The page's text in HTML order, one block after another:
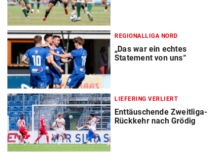
REGIONALLIGA NORD
„Das war ein echtes
Statement von uns“
LIEFERING VERLIERT
Enttäuschende Zweitliga-
Rückkehr nach Grödig